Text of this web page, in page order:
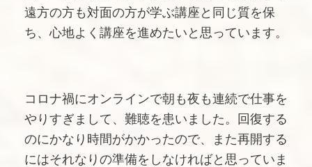
遠方の方も対面の方が学ぶ講座と同じ質を保
ち、心地よく講座を進めたいと思っています。
コロナ禍にオンラインで朝も夜も連続で仕事を
やりすぎまして、難聴を患いました。回復する
のにかなり時間がかかったので、また再開する
にはそれなりの準備をしなければと思っていま